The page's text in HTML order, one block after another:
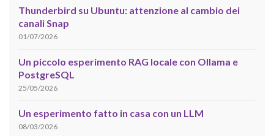
Thunderbird su Ubuntu: attenzione al cambio dei
canali Snap
01/07/2026
Un piccolo esperimento RAG locale con Ollama e
PostgreSQL
25/05/2026
Un esperimento fatto in casa con un LLM
08/03/2026